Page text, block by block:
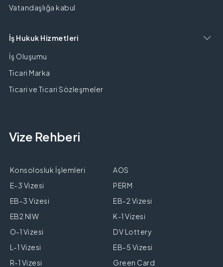
Vatandaşlığa kabul
İş Hukuk Hizmetleri
İş Oluşumu
Ticari Marka
Ticari ve Ticari Sözleşmeler
Vize Rehberi
Konsolosluk İşlemleri
AOS
E-3 Vizesi
PERM
EB-3 Vizesi
EB-2 Vizesi
EB2 NIW
K-1 Vizesi
O-1 Vizesi
DV Lottery
L-1 Vizesi
EB-5 Vizesi
R-1 Vizesi
Green Card